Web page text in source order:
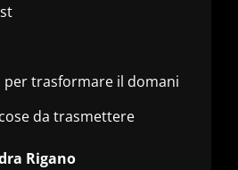
per trasformare il domani
da trasmettere
Rigano